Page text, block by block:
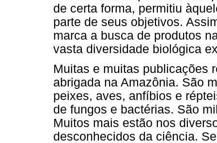
de certa forma, permitiu
parte de seus objetivos.
marca a busca de produtos
vasta diversidade biológica
Muitas e muitas publicações
abrigada na Amazônia. São
peixes, aves, anfíbios e
de fungos e bactérias. São
Muitos mais estão nos
desconhecidos da ciência.